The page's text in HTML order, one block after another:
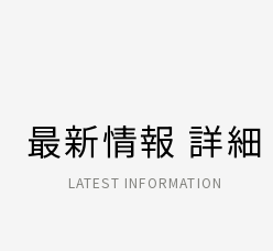
最新情報 詳細
LATEST INFORMATION